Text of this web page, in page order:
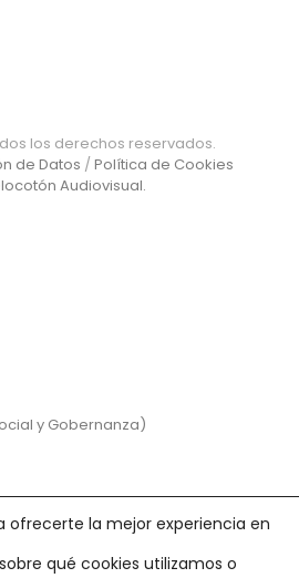
los derechos reservados.
de Datos / Política de Cookies
Audiovisual.
y Gobernanza)
ofrecerte la mejor experiencia en
qué cookies utilizamos o